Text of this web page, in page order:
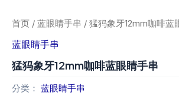
首页 / 蓝眼睛手串 / 猛犸象牙12mm咖啡蓝
蓝眼睛手串
猛犸象牙12mm咖啡蓝眼睛手串
分类： 蓝眼睛手串